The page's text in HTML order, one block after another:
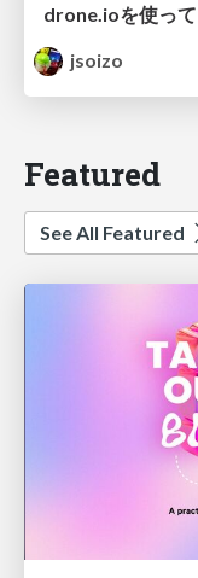
drone.ioを使っ
jsoizo
Featured
See All Featured